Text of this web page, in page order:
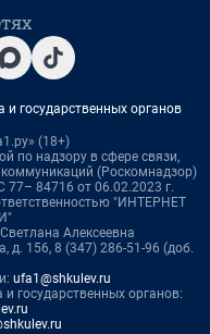
государственных органов
(18+)
по надзору в сфере связи,
(Роскомнадзор)
84716 от 06.02.2023 г.
"ИНТЕРНЕТ
Алексеевна
д. 156, 8 (347) 286-51-96 (доб.
ufa1@shkulev.ru
государственных органов: